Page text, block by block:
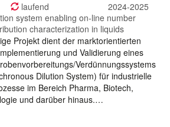
laufend
2024-2025
system enabling on-line number
characterization in liquids
Projekt dient der marktorientierten
und Validierung eines
Verdünnungssystems
Dilution System) für industrielle
im Bereich Pharma, Biotech,
und darüber hinaus.…